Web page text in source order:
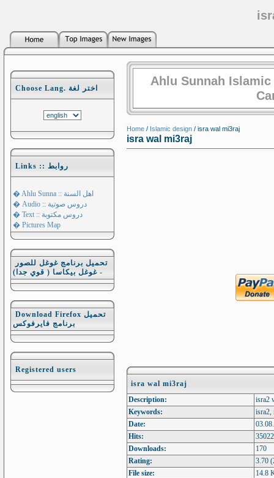
Choose Lang. اختر لغة
Links :: روابط
� Ahlu Sunna :: اهل السنة
� Audio :: دروس صوتية
� Text :: دروس مكتوبة
� Pictures Map
تحميل برنامج غوغل للصور
- غوغل بيكاسا ( قوي جدا)
Download Firefox تحميل
برنامج فايرفوكس
Registered users
Ahlu Sunnah
Home / Islamic design / isra wal mi3raj
isra wal mi3raj
isra wal mi3raj
Description:
isra2
Keywords:
isra2,
Date:
Hits:
35022
Downloads:
170
Rating:
3.70
File size:
14.8